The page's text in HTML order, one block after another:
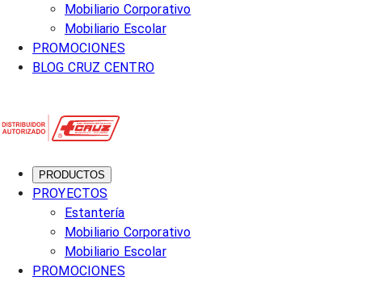
Mobiliario Corporativo
Mobiliario Escolar
PROMOCIONES
BLOG CRUZ CENTRO
PRODUCTOS
PROYECTOS
Estantería
Mobiliario Corporativo
Mobiliario Escolar
PROMOCIONES